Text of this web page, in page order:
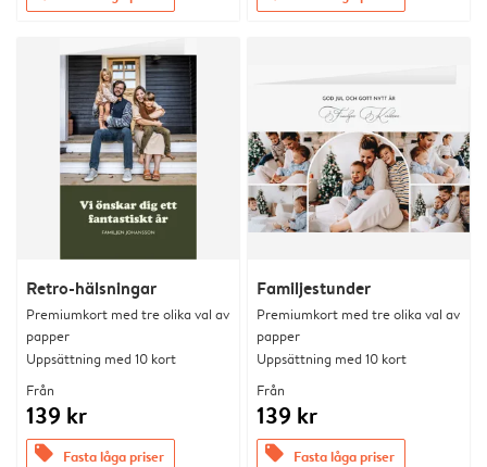
Retro-hälsningar
Premiumkort med tre olika val av
papper
Uppsättning med 10 kort
Från
139 kr
offers Fasta låga priser
Familjestunder
Premiumkort med tre olika val av
papper
Uppsättning med 10 kort
Från
139 kr
offers Fasta låga priser